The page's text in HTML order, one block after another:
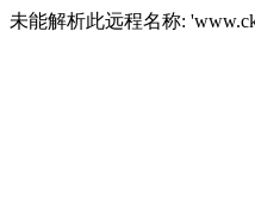
未能解析此远程名称: